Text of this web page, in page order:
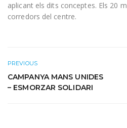
aplicant els dits conceptes. Els 20
corredors del centre.
PREVIOUS
CAMPANYA MANS UNIDES
– ESMORZAR SOLIDARI